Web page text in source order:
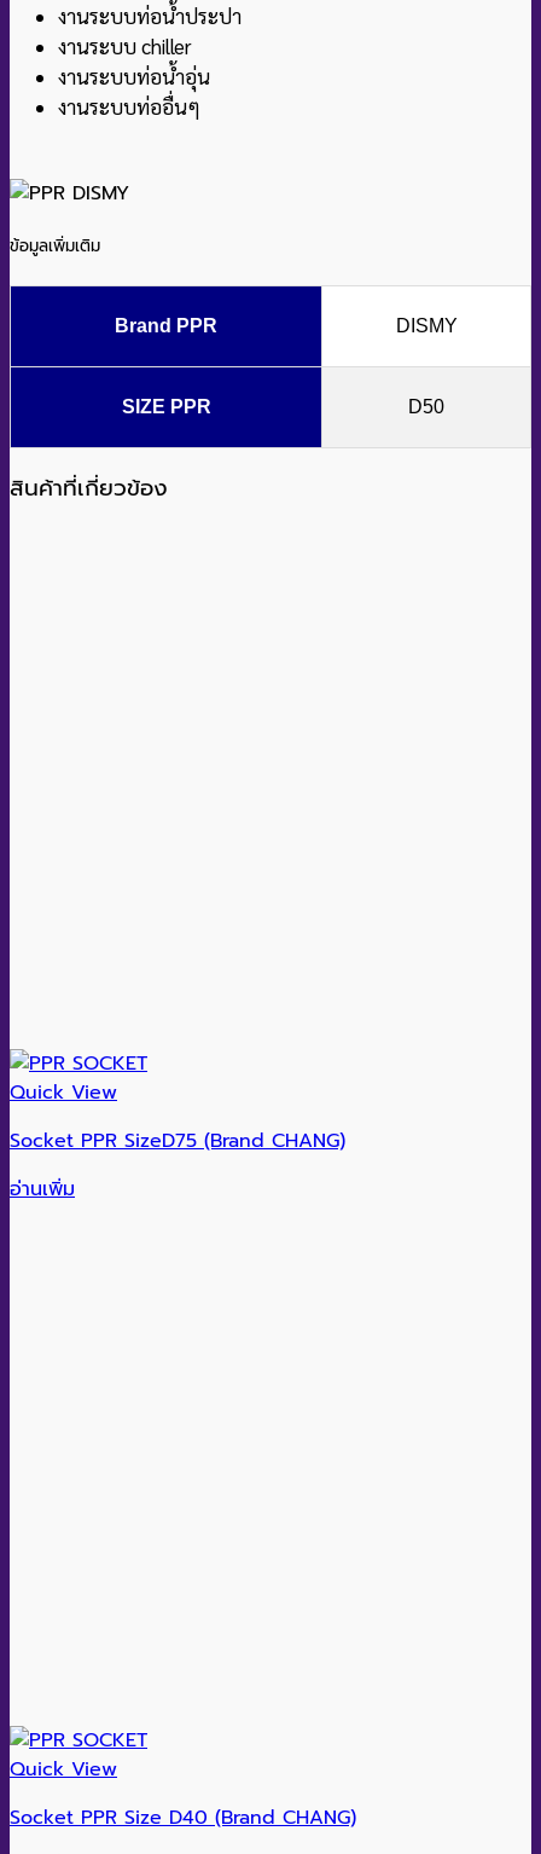
งานระบบท่อน้ำประปา
งานระบบ chiller
งานระบบท่อน้ำอุ่น
งานระบบท่ออื่นๆ
ข้อมูลเพิ่มเติม
Brand PPR DISMY
SIZE PPR D50
สินค้าที่เกี่ยวข้อง
Quick View
Socket PPR SizeD75 (Brand CHANG)
อ่านเพิ่ม
Quick View
Socket PPR Size D40 (Brand CHANG)